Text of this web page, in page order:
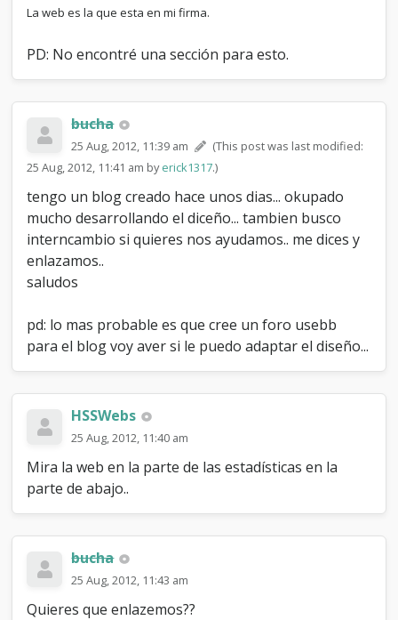
La web es la que esta en mi firma.
PD: No encontré una sección para esto.
bucha
25 Aug, 2012, 11:39 am
(This post was last modified:
25 Aug, 2012, 11:41 am byerick1317.)
tengo un blog creado hace unos dias... okupado
mucho desarrollando el diceño... tambien busco
interncambio si quieres nos ayudamos.. me dices y
enlazamos..
saludos
pd: lo mas probable es que cree un foro usebb
para el blog voy aver si le puedo adaptar el diseño...
HSSWebs
25 Aug, 2012, 11:40 am
Mira la web en la parte de las estadísticas en la
parte de abajo..
bucha
25 Aug, 2012, 11:43 am
Quieres que enlazemos??